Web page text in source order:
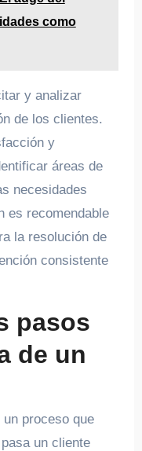
como
y analizar
de los clientes.
y
áreas de
necesidades
es recomendable
la resolución de
consistente
pasos
de un
proceso que
un cliente